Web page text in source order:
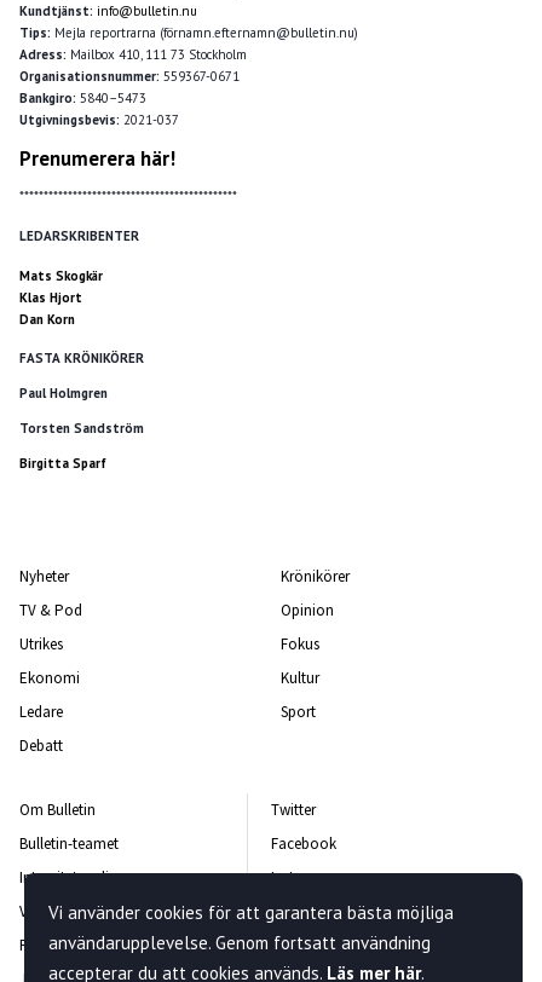
Kundtjänst: info@bulletin.nu
Tips: Mejla reportrarna (förnamn.efternamn@bulletin.nu)
Adress: Mailbox 410, 111 73 Stockholm
Organisationsnummer: 559367-0671
Bankgiro: 5840–5473
Utgivningsbevis: 2021-037
Prenumerera här!
*********************************************
LEDARSKRIBENTER
Mats Skogkär
Klas Hjort
Dan Korn
FASTA KRÖNIKÖRER
Paul Holmgren
Torsten Sandström
Birgitta Sparf
Nyheter
TV & Pod
Utrikes
Ekonomi
Ledare
Debatt
Krönikörer
Opinion
Fokus
Kultur
Sport
Om Bulletin
Bulletin-teamet
Integritetspolicy
Vanliga frågor och svar
Rättelsepolicy
Twitter
Facebook
Instagram
Kontakta oss
Nyhetsbrev
Vi använder cookies för att garantera bästa möjliga
användarupplevelse. Genom fortsatt användning
accepterar du att cookies används. Läs mer här.